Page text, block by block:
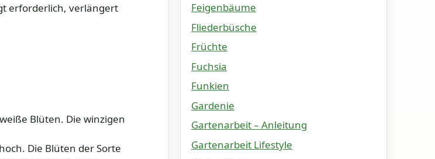
erforderlich, verlängert
Blüten. Die winzigen
Die Blüten der Sorte
Feigenbäume
Fliederbüsche
Früchte
Fuchsia
Funkien
Gardenie
Gartenarbeit – Anleitung
Gartenarbeit Lifestyle